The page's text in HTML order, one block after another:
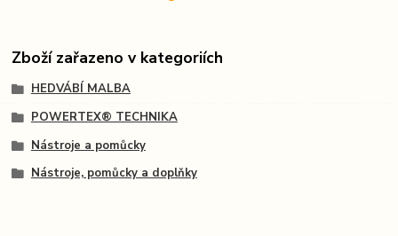
Zboží zařazeno v kategoriích
HEDVÁBÍ MALBA
POWERTEX® TECHNIKA
Nástroje a pomůcky
Nástroje, pomůcky a doplňky